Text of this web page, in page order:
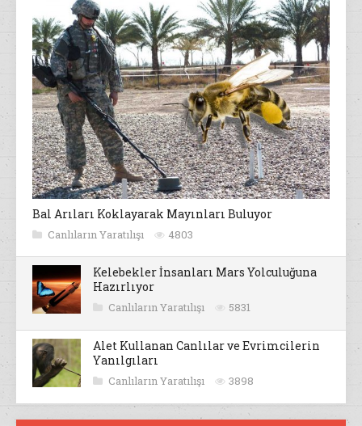
Bal Arıları Koklayarak Mayınları Buluyor
Canlıların Yaratılışı 4803
Kelebekler İnsanları Mars Yolculuğuna
Hazırlıyor
Canlıların Yaratılışı 5831
Alet Kullanan Canlılar ve Evrimcilerin
Yanılgıları
Canlıların Yaratılışı 3898